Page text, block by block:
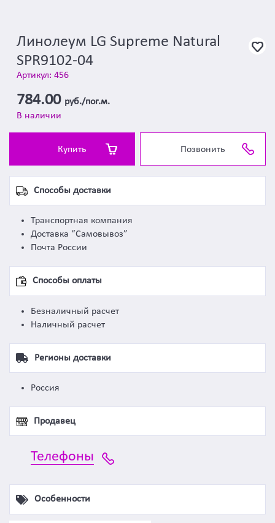
Линолеум LG Supreme Natural
SPR9102-04
Артикул: 456
784.00 руб./пог.м.
В наличии
Купить Позвонить
Способы доставки
Транспортная компания
Доставка “Самовывоз”
Почта России
Способы оплаты
Безналичный расчет
Наличный расчет
Регионы доставки
Россия
Продавец
Телефоны
Особенности